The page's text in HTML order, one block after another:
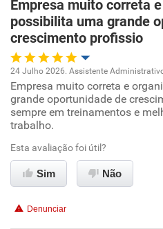
Ambiente de trabalho
Conciliação com a vida familiar
Recomenda esta empresa
Empresa muito correta
possibilita uma grande
crescimento profissio
Oportunidade de promoção
Ambiente de trabalho
Conciliação com a vida familiar
Benefícios
24 Julho 2026. Assistente
Empresa muito correta e
grande oportunidade de
sempre em treinamentos e
trabalho.
Esta avaliação foi útil?
Sim Não
Denunciar